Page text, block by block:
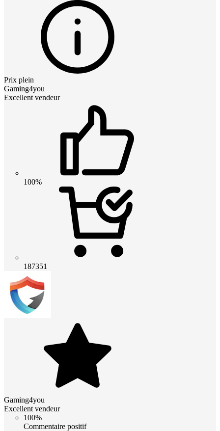
Prix plein
Gaming4you
Excellent vendeur
100%
187351
Gaming4you
Excellent vendeur
100%
Commentaire positif